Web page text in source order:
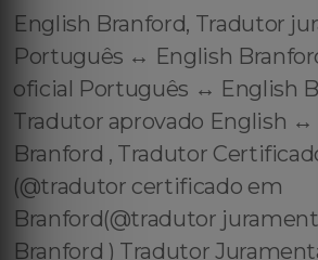
English Branford, Tradutor
Português ↔️ English
oficial Português ↔️ English
Tradutor aprovado English
Branford , Tradutor
(@tradutor certificado em
Branford(@tradutor
Branford ) Tradutor